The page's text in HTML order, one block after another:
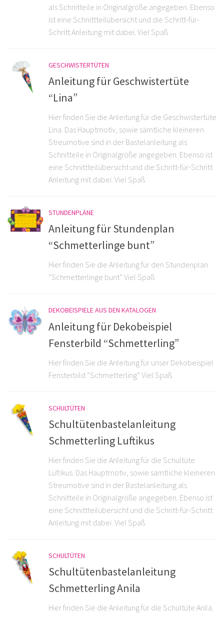
als Schnitteile in Originalgröße angegeben. Ebenso
ist eine Schnittteilübersicht und die Schritt-für-
Schritt Anleitung mit dabei. Viel Spaß
GESCHWISTERTÜTEN
Anleitung für Geschwistertüte
“Lina”
Hier finden Sie die Anleitung für die Geschwistertüte
Lina. Das Hauptmotiv, sowie sämtliche kleineren
Streumotive sind in der Bastelanleitung als
Schnitteile in Originalgröße angegeben. Ebenso ist
eine Schnittteilübersicht und die Schritt-für-Schritt
Anleitung mit dabei. Viel Spaß
STUNDENPLÄNE
Anleitung für Stundenplan
“Schmetterlinge bunt”
Hier finden Sie die Anleitung für den Stundenplan
“Schmetterlinge bunt” Viel Spaß
DEKOBEISPIELE AUS DEN KATALOGEN
Anleitung für Dekobeispiel
Fensterbild “Schmetterling”
Hier finden Sie die Anleitung für unser Dekobeispiel
Fensterbild “Schmetterling” Viel Spaß
SCHULTÜTEN
Schultütenbastelanleitung
Schmetterling Luftikus
Hier finden Sie die Anleitung für die Schultüte
Luftikus. Das Hauptmotiv, sowie sämtliche kleineren
Streumotive sind in der Bastelanleitung als
Schnitteile in Originalgröße angegeben. Ebenso ist
eine Schnittteilübersicht und die Schritt-für-Schritt
Anleitung mit dabei. Viel Spaß
SCHULTÜTEN
Schultütenbastelanleitung
Schmetterling Anila
Hier finden Sie die Anleitung für die Schultüte Anila.